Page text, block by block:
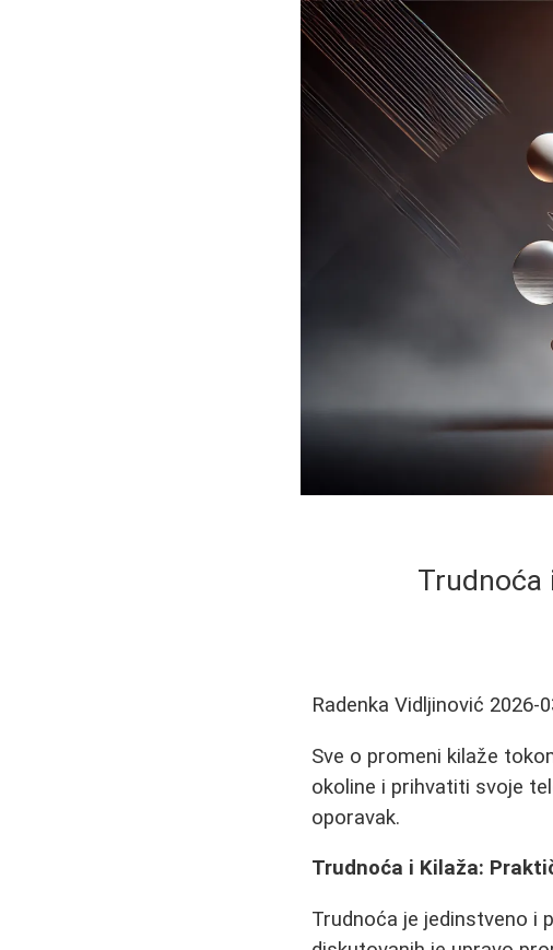
Trudnoća
Radenka Vidljinović 2026-
Sve o promeni kilaže
okoline i prihvatiti svoje
oporavak.
Trudnoća i Kilaža:
Trudnoća je jedinstveno i